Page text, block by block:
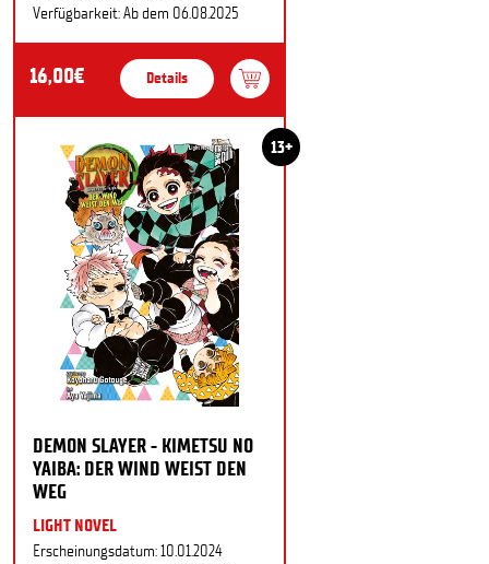
Verfügbarkeit: Ab dem 06.08.2025
16,00€ Details
13+
DEMON SLAYER - KIMETSU NO
YAIBA: DER WIND WEIST DEN
WEG
LIGHT NOVEL
Erscheinungsdatum: 10.01.2024